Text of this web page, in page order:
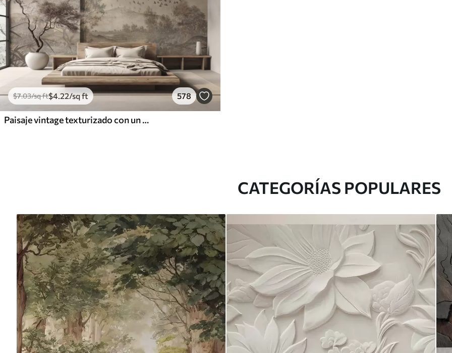
$7.03/sq ft$4.22/sq ft 578
Paisaje vintage texturizado con un árbol cerca de un río y un cielo nublado, arte de la naturaleza en tonos sepia
CATEGORÍAS POPULARES